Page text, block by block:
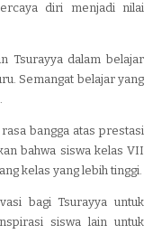
diri menjadi nilai
Tsurayya dalam belajar
Semangat belajar yang
bangga atas prestasi
bahwa siswa kelas VII
kelas yang lebih tinggi.
bagi Tsurayya untuk
siswa lain untuk